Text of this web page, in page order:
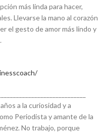
más linda para hacer,
Llevarse la mano al corazón
el gesto de amor más lindo y
a la curiosidad y a
Periodista y amante de la
No trabajo, porque